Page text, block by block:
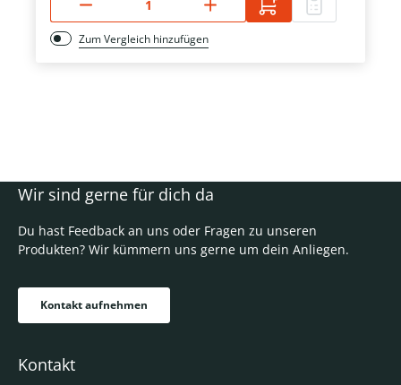
Zum Vergleich hinzufügen
Wir sind gerne für dich da
Du hast Feedback an uns oder Fragen zu unseren
Produkten? Wir kümmern uns gerne um dein Anliegen.
Kontakt aufnehmen
Kontakt